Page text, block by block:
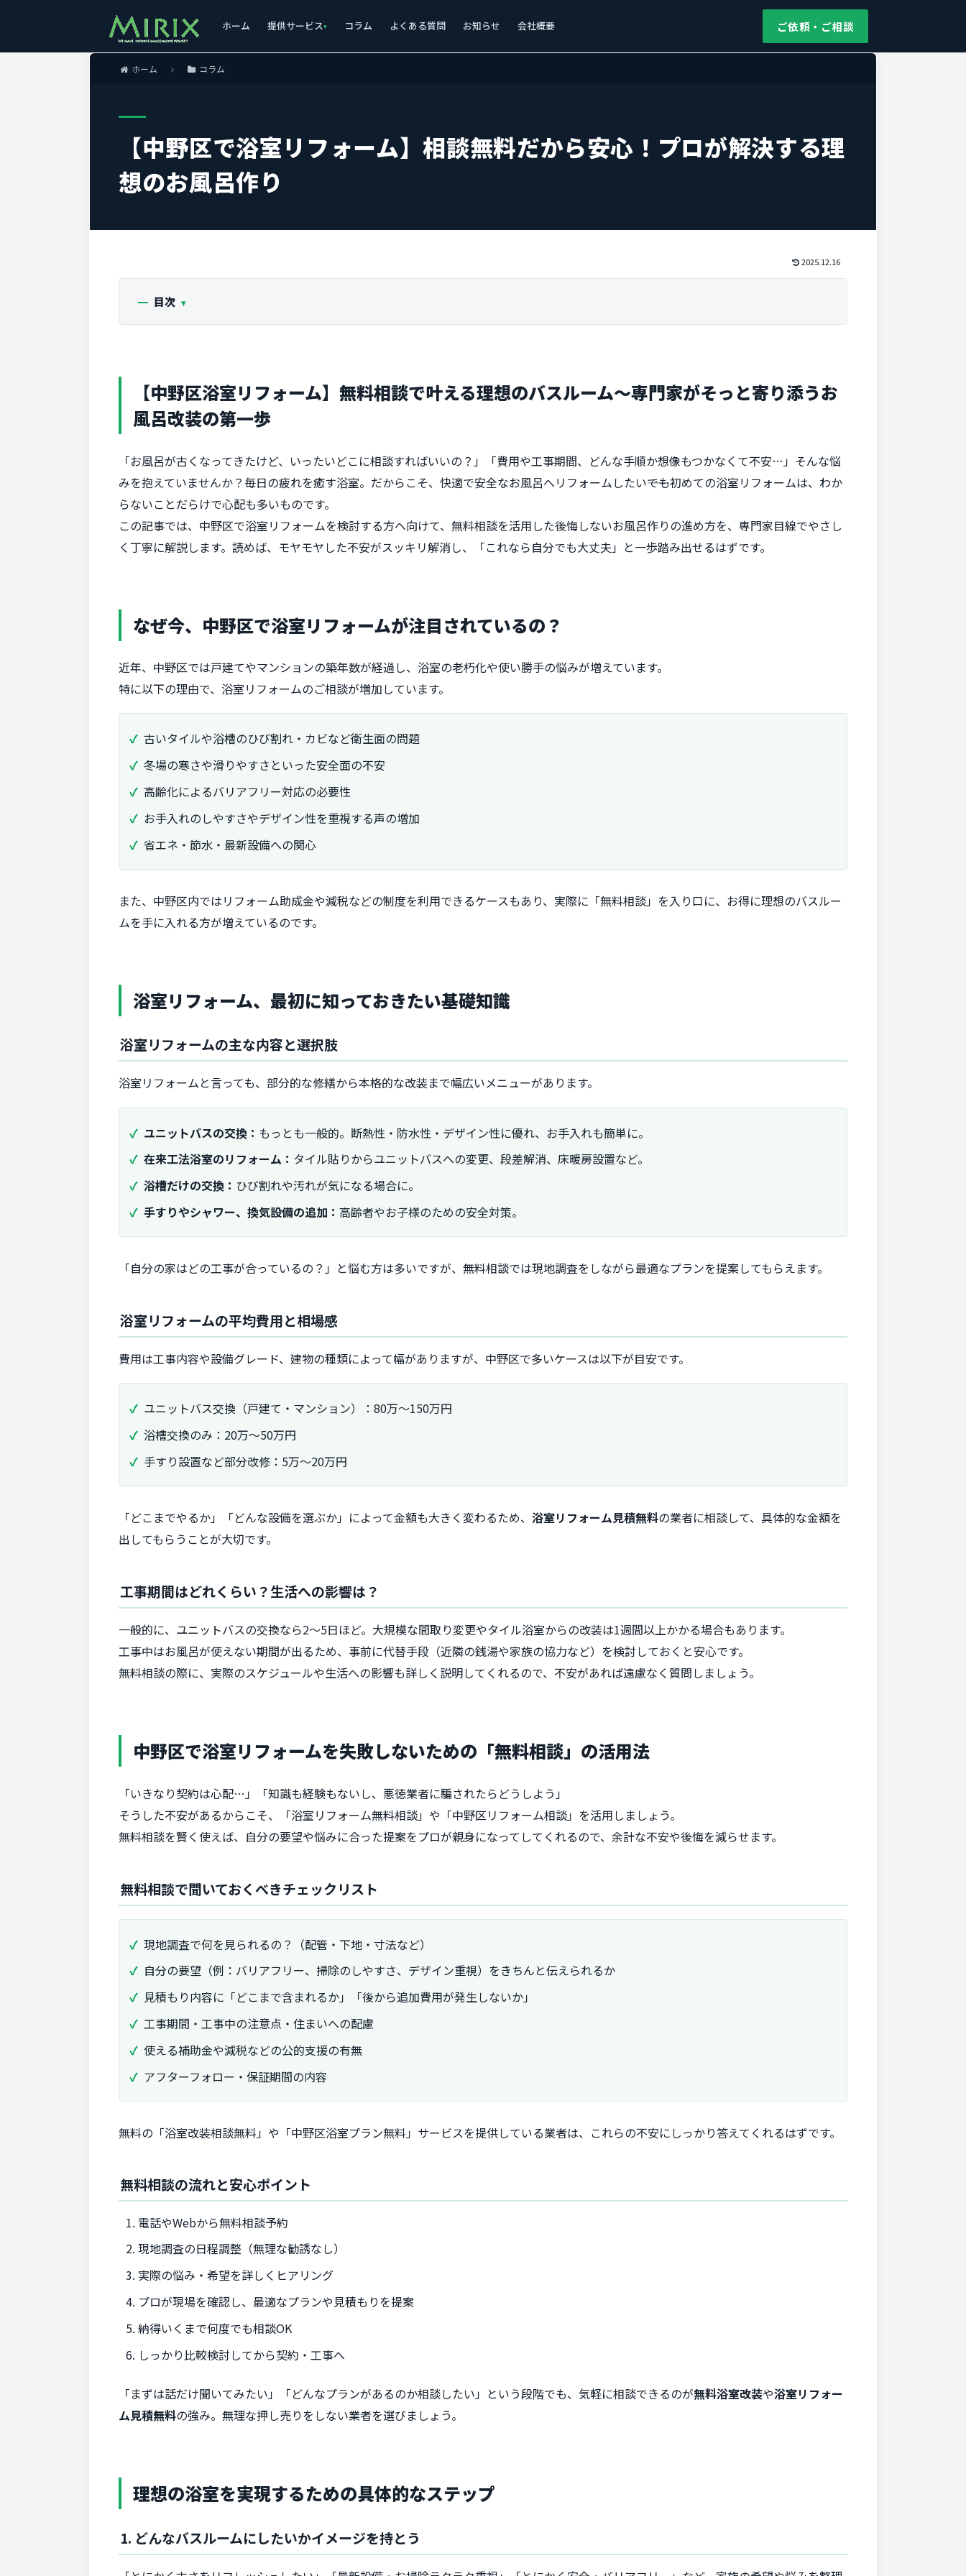
ご依頼・ご相談
ホーム 提供サービス コラム よくある質問 お知らせ 会社概要
ホーム コラム
【中野区で浴室リフォーム】相談無料だから安心！プロが解決する理
想のお風呂作り
2025.12.16
目次
【中野区浴室リフォーム】無料相談で叶える理想のバスルーム～専門家がそっと寄り添うお
風呂改装の第一歩
「お風呂が古くなってきたけど、いったいどこに相談すればいいの？」「費用や工事期間、どんな手順か想像もつかなくて不安…」そんな悩
みを抱えていませんか？毎日の疲れを癒す浴室。だからこそ、快適で安全なお風呂へリフォームしたい――でも初めての浴室リフォームは、わか
らないことだらけで心配も多いものです。
この記事では、中野区で浴室リフォームを検討する方へ向けて、無料相談を活用した後悔しないお風呂作りの進め方を、専門家目線でやさし
く丁寧に解説します。読めば、モヤモヤした不安がスッキリ解消し、「これなら自分でも大丈夫」と一歩踏み出せるはずです。
なぜ今、中野区で浴室リフォームが注目されているの？
近年、中野区では戸建てやマンションの築年数が経過し、浴室の老朽化や使い勝手の悩みが増えています。
特に以下の理由で、浴室リフォームのご相談が増加しています。
古いタイルや浴槽のひび割れ・カビなど衛生面の問題
冬場の寒さや滑りやすさといった安全面の不安
高齢化によるバリアフリー対応の必要性
お手入れのしやすさやデザイン性を重視する声の増加
省エネ・節水・最新設備への関心
また、中野区内ではリフォーム助成金や減税などの制度を利用できるケースもあり、実際に「無料相談」を入り口に、お得に理想のバスルー
ムを手に入れる方が増えているのです。
浴室リフォーム、最初に知っておきたい基礎知識
浴室リフォームの主な内容と選択肢
浴室リフォームと言っても、部分的な修繕から本格的な改装まで幅広いメニューがあります。
ユニットバスの交換： もっとも一般的。断熱性・防水性・デザイン性に優れ、お手入れも簡単に。
在来工法浴室のリフォーム： タイル貼りからユニットバスへの変更、段差解消、床暖房設置など。
浴槽だけの交換： ひび割れや汚れが気になる場合に。
手すりやシャワー、換気設備の追加： 高齢者やお子様のための安全対策。
「自分の家はどの工事が合っているの？」と悩む方は多いですが、無料相談では現地調査をしながら最適なプランを提案してもらえます。
浴室リフォームの平均費用と相場感
費用は工事内容や設備グレード、建物の種類によって幅がありますが、中野区で多いケースは以下が目安です。
ユニットバス交換（戸建て・マンション）：80万～150万円
浴槽交換のみ：20万～50万円
手すり設置など部分改修：5万～20万円
「どこまでやるか」「どんな設備を選ぶか」によって金額も大きく変わるため、 浴室リフォーム見積無料の業者に相談して、具体的な金額を
出してもらうことが大切です。
工事期間はどれくらい？生活への影響は？
一般的に、ユニットバスの交換なら2～5日ほど。大規模な間取り変更やタイル浴室からの改装は1週間以上かかる場合もあります。
工事中はお風呂が使えない期間が出るため、事前に代替手段（近隣の銭湯や家族の協力など）を検討しておくと安心です。
無料相談の際に、実際のスケジュールや生活への影響も詳しく説明してくれるので、不安があれば遠慮なく質問しましょう。
中野区で浴室リフォームを失敗しないための「無料相談」の活用法
「いきなり契約は心配…」「知識も経験もないし、悪徳業者に騙されたらどうしよう」
そうした不安があるからこそ、「浴室リフォーム無料相談」や「中野区リフォーム相談」を活用しましょう。
無料相談を賢く使えば、自分の要望や悩みに合った提案をプロが親身になってしてくれるので、余計な不安や後悔を減らせます。
無料相談で聞いておくべきチェックリスト
現地調査で何を見られるの？（配管・下地・寸法など）
自分の要望（例：バリアフリー、掃除のしやすさ、デザイン重視）をきちんと伝えられるか
見積もり内容に「どこまで含まれるか」「後から追加費用が発生しないか」
工事期間・工事中の注意点・住まいへの配慮
使える補助金や減税などの公的支援の有無
アフターフォロー・保証期間の内容
無料の「浴室改装相談無料」や「中野区浴室プラン無料」サービスを提供している業者は、これらの不安にしっかり答えてくれるはずです。
無料相談の流れと安心ポイント
電話やWebから無料相談予約
現地調査の日程調整（無理な勧誘なし）
実際の悩み・希望を詳しくヒアリング
プロが現場を確認し、最適なプランや見積もりを提案
納得いくまで何度でも相談OK
しっかり比較検討してから契約・工事へ
「まずは話だけ聞いてみたい」「どんなプランがあるのか相談したい」という段階でも、気軽に相談できるのが無料浴室改装や浴室リフォー
ム見積無料の強み。無理な押し売りをしない業者を選びましょう。
理想の浴室を実現するための具体的なステップ
1. どんなバスルームにしたいかイメージを持とう